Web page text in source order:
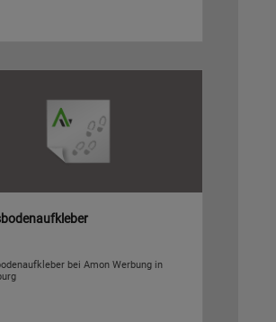
bei Amon Werbung in